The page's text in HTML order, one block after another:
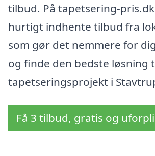
tilbud. På tapetsering-
hurtigt indhente tilbud fra
som gør det nemmere for
og finde den bedste løsning
tapetseringsprojekt i
Få 3 tilbud, gratis og